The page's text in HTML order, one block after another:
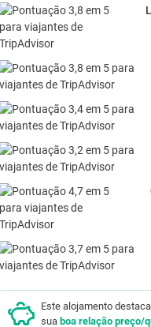
Este alojamento
sua boa relação preço/